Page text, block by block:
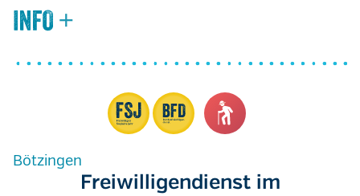
Bötzingen
Freiwilligendienst im